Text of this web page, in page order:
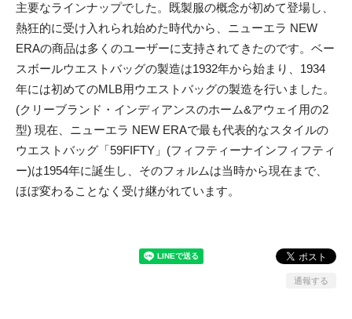
主要なラインナップでした。既製服の概念が初めて登場し、
熱狂的に受け入れられ始めた時代から、ニューエラ NEW
ERAの商品は多くのユーザーに支持されてきたのです。ベー
スボールウエストバッグの製造は1932年から始まり、1934
年には初めてのMLB用ウエストバッグの製造を行いました。
(クリーブランド・インディアンスのホーム&アウェイ用の2
型) 現在、ニューエラ NEW ERAで最も代表的なスタイルの
ウエストバッグ「59FIFTY」(フィフティーナインフィフティ
ー)は1954年に誕生し、そのフォルムは当時から現在まで、
ほぼ変わることなく受け継がれています。
通報する